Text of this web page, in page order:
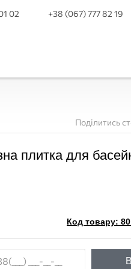
02 +38 (067) 777 82 19
Поділитись
плитка для
Код товару: